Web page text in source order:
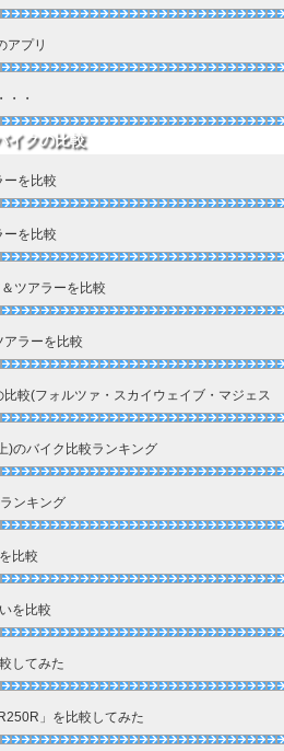
アプリ
・・
イクの比較
ーを比較
ーを比較
ツアラーを比較
ラーを比較
較(フォルツァ・スカイウェイブ・マジェス
)のバイク比較ランキング
ンキング
比較
を比較
してみた
」を比較してみた